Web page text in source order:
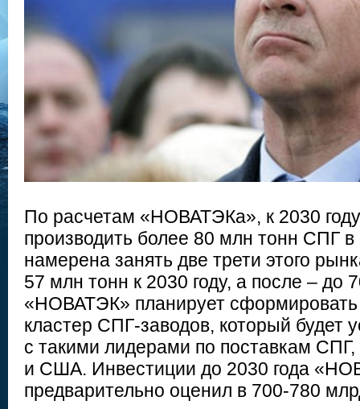
По расчетам «НОВАТЭКа», к 2030
производить более 80 млн тонн СПГ в
намерена занять две трети этого
57 млн тонн к 2030 году, а после – до
«НОВАТЭК» планирует сформировать
кластер СПГ-заводов, который будет
с такими лидерами по поставкам СПГ,
и США. Инвестиции до 2030 года
предварительно оценил в 700-780